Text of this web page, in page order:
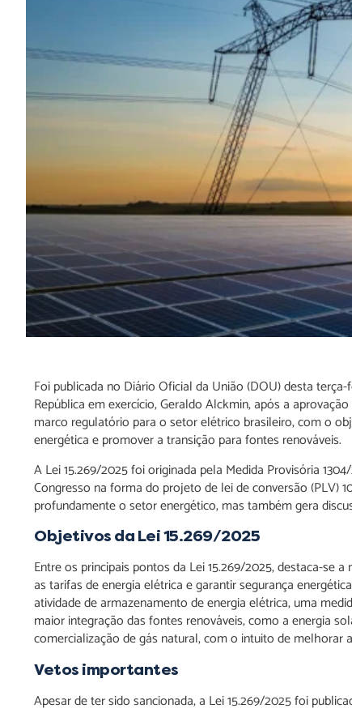
Foi publicada no Diário Oficial da União (DOU) desta terça-
República em exercício, Geraldo Alckmin, após a
marco regulatório para o setor elétrico brasileiro, com o
energética e promover a transição para fontes renováveis.
A Lei 15.269/2025 foi originada pela Medida Provisória
Congresso na forma do projeto de lei de conversão (PLV)
profundamente o setor energético, mas também gera
Objetivos da Lei15.269/2025
Entre os principais pontos da Lei 15.269/2025, destaca-se
as tarifas de energia elétrica e garantir segurança
atividade de armazenamento de energia elétrica, uma
maior integração das fontes renováveis, como a energia
comercialização de gás natural, com o intuito de melhorar
Vetos importantes
Apesar de ter sido sancionada, a Lei 15.269/2025 foi